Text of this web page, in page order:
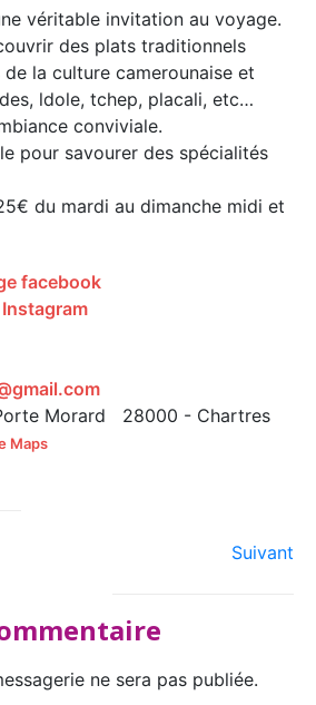
véritable invitation au voyage.
des plats traditionnels
la culture camerounaise et
ldole, tchep, placali, etc…
conviviale.
pour savourer des spécialités
du mardi au dimanche midi et
facebook
Morard 28000 - Chartres
Maps
Suivant
ne sera pas publiée.